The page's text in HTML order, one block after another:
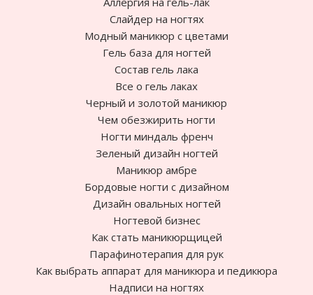
Слайдер на ногтях
Модный маникюр с цветами
Гель база для ногтей
Состав гель лака
Все о гель лаках
Черный и золотой маникюр
Чем обезжирить ногти
Ногти миндаль френч
Зеленый дизайн ногтей
Маникюр амбре
Бордовые ногти с дизайном
Дизайн овальных ногтей
Ногтевой бизнес
Как стать маникюрщицей
Парафинотерапия для рук
Как выбрать аппарат для маникюра и педикюра
Надписи на ногтях